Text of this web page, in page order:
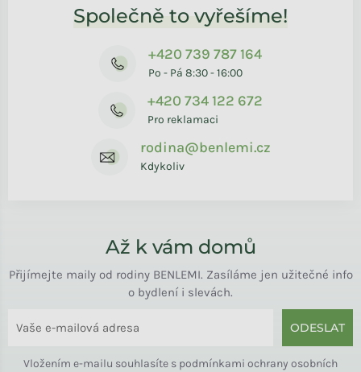
Společně to vyřešíme!
+420 739 787 164
Po - Pá 8:30 - 16:00
+420 734 122 672
Pro reklamaci
rodina@benlemi.cz
Kdykoliv
Až k vám domů
Přijímejte maily od rodiny BENLEMI. Zasíláme jen užitečné info
o bydlení i slevách.
ODESLAT
Vložením e-mailu souhlasíte s podmínkami ochrany osobních